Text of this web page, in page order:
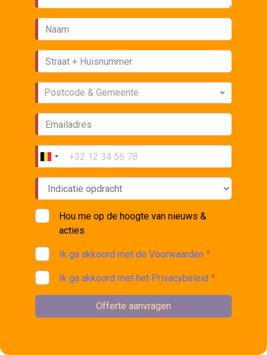
Postcode & Gemeente
Hou me op de hoogte van nieuws &
acties
Ik ga akkoord met de Voorwaarden *
Ik ga akkoord met het Privacybeleid *
Offerte aanvragen